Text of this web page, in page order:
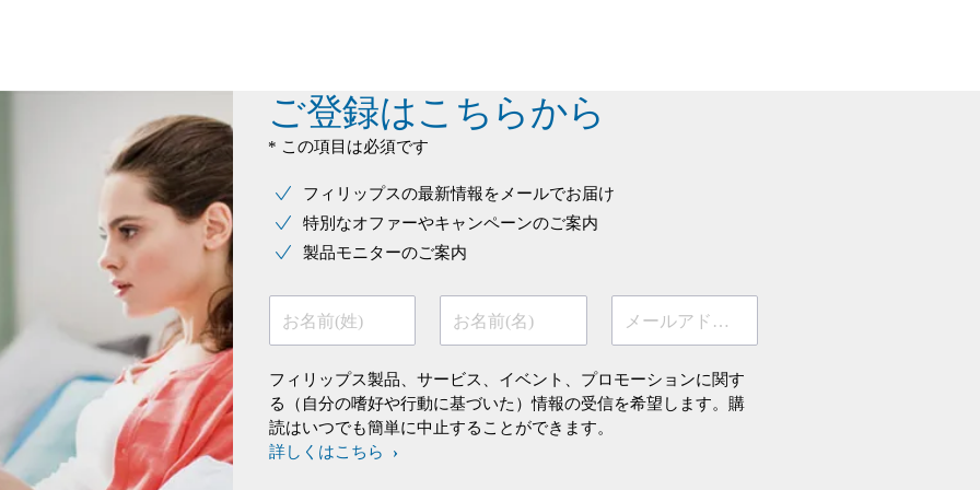
ご登録はこちらから
* この項目は必須です
フィリップスの最新情報をメールでお届け
特別なオファーやキャンペーンのご案内
製品モニターのご案内
お名前(姓) お名前(名) メールアドレス
フィリップス製品、サービス、イベント、プロモーションに関す
る（自分の嗜好や行動に基づいた）情報の受信を希望します。購
読はいつでも簡単に中止することができます。
詳しくはこちら